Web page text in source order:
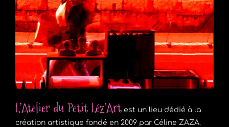
L’Atelier du Petit Léz’Art est un lieu dédié à la
création artistique fondé en 2009 par Céline ZAZA.